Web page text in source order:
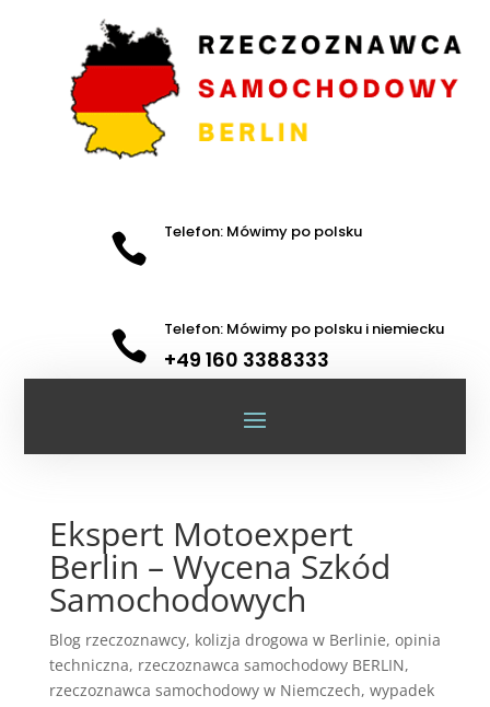
 Telefon: Mówimy po polsku
 Telefon: Mówimy po polsku i niemiecku
+49 160 3388333
Ekspert Motoexpert
Berlin – Wycena Szkód
Samochodowych
Blog rzeczoznawcy, kolizja drogowa w Berlinie, opinia
techniczna, rzeczoznawca samochodowy BERLIN,
rzeczoznawca samochodowy w Niemczech, wypadek